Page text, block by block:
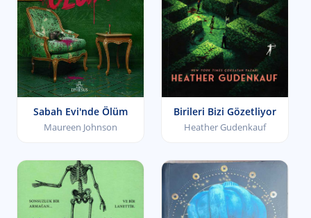
Sabah Evi'nde Ölüm
Maureen Johnson
Birileri Bizi Gözetliyor
Heather Gudenkauf